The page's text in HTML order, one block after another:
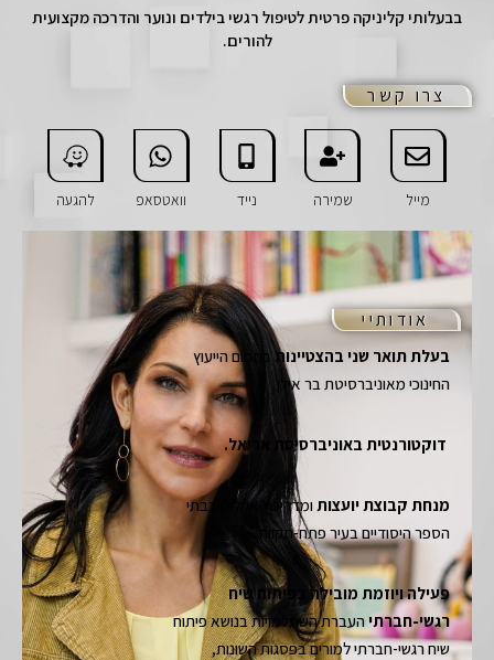
בבעלותי קליניקה פרטית לטיפול רגשי בילדים ונוער והדרכה מקצועית
להורים.
אודותיי
בעלת תואר שני בהצטיינותבתחום הייעוץ
החינוכי מאוניברסיטת בר אילן
דוקטורנטית באוניברסיטת אריאל.
מנחת קבוצת יועצותומדריכת אקלים בבתי
הספר היסודיים בעיר פתח-תקווה.
פעילה ויוזמת מובילה בפיתוח שיח
רגשי-חברתי העברת השתלמויות בנושא פיתוח
שיח רגשי-חברתי למורים בפסגות השונות,
צרו קשר
מייל שמירה נייד וואטסאפ להגעה